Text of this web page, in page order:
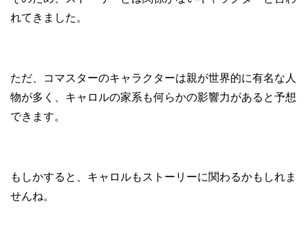
れてきました。
ただ、コマスターのキャラクターは親が世界的に有名な人
物が多く、キャロルの家系も何らかの影響力があると予想
できます。
もしかすると、キャロルもストーリーに関わるかもしれま
せんね。